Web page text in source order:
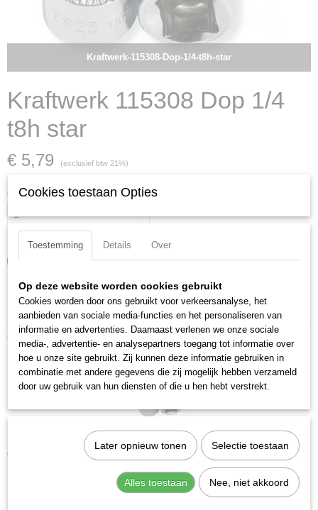
Kraftwerk-115308-Dop-1/4-t8h-star
Kraftwerk 115308 Dop 1/4
t8h star
€ 5,79 (exclusief btw 21%)
Aantal
IN WINKELWAGEN
Specificaties
Productcode
115308
EAN code
7612206091251
Productcode leverancier
115308
Ook interessant
Kraftwerk 105020 Dop Torx 1/4" T20
€ 4,24
Cookies toestaan Opties
Toestemming Details Over
Op deze website worden cookies gebruikt
Cookies worden door ons gebruikt voor verkeersanalyse, het
aanbieden van sociale media-functies en het personaliseren van
informatie en advertenties. Daarnaast verlenen we onze sociale
media-, advertentie- en analysepartners toegang tot informatie over
hoe u onze site gebruikt. Zij kunnen deze informatie gebruiken in
combinatie met andere gegevens die zij mogelijk hebben verzameld
door uw gebruik van hun diensten of die u hen hebt verstrekt.
Later opnieuw tonen Selectie toestaan
Alles toestaan Nee, niet akkoord